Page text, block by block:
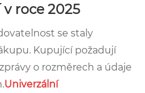
roce 2025
se staly
Kupující požadují
o rozměrech a údaje
Univerzální